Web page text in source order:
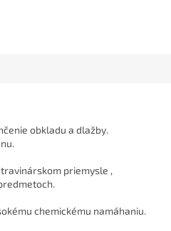
obkladu a dlažby.
priemysle ,
chemickému namáhaniu.